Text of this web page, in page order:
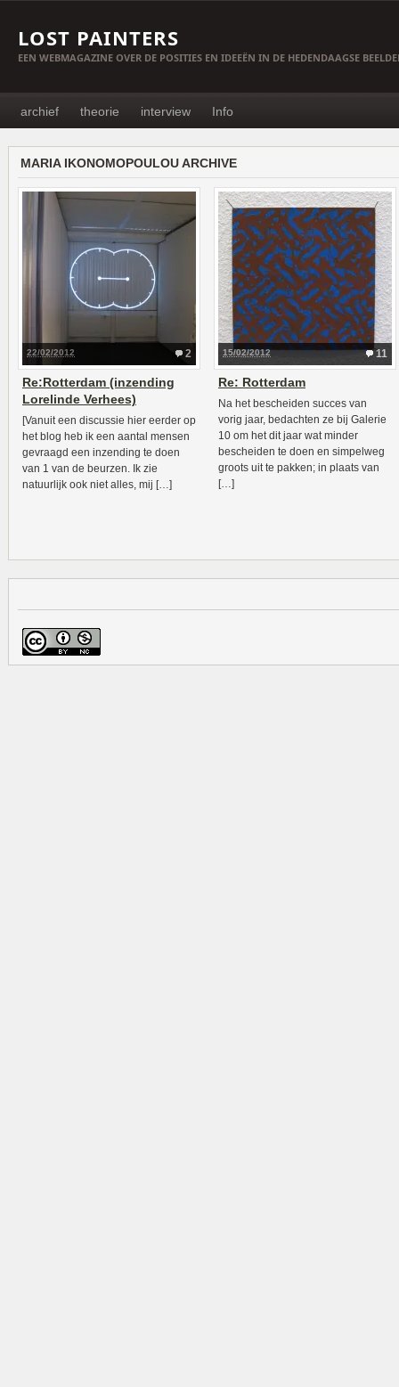
LOST PAINTERS
EEN WEBMAGAZINE OVER DE POSITIES EN IDEEËN IN DE HEDENDAAGSE
archief theorie interview Info
MARIA IKONOMOPOULOU ARCHIVE
2
22/02/2012
Re:Rotterdam (inzending
Lorelinde Verhees)
[Vanuit een discussie hier eerder op
het blog heb ik een aantal mensen
gevraagd een inzending te doen
van 1 van de beurzen. Ik zie
natuurlijk ook niet alles, mij […]
11
15/02/2012
Re: Rotterdam
Na het bescheiden succes van
vorig jaar, bedachten ze bij Galerie
10 om het dit jaar wat minder
bescheiden te doen en simpelweg
groots uit te pakken; in plaats van
[…]